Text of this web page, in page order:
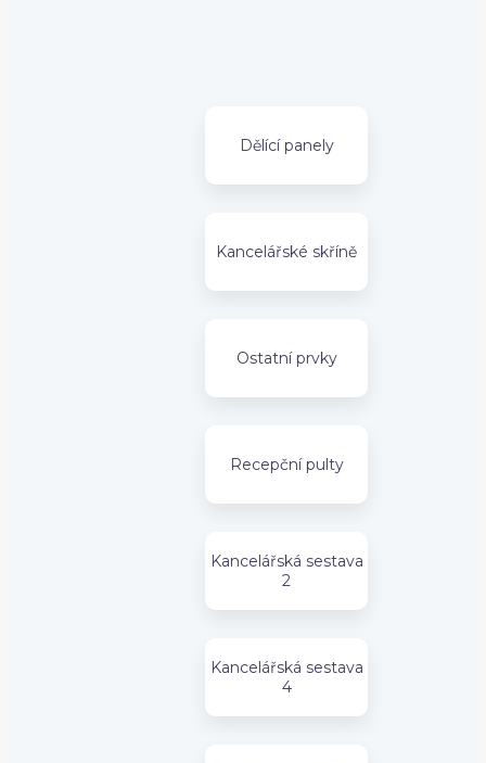
Dělící panely
Kancelářské skříně
Ostatní prvky
Recepční pulty
Kancelářská sestava
2
Kancelářská sestava
4